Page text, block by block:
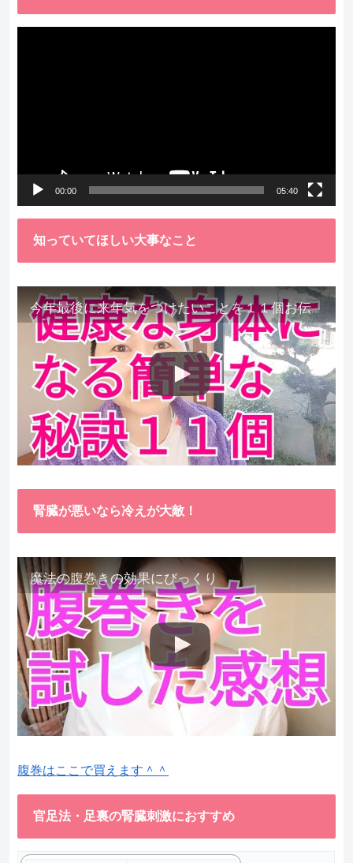
00:00 05:40
知っていてほしい大事なこと
今年最後に来年気をつけたいことを１１個お伝えします。
腎臓が悪いなら冷えが大敵！
魔法の腹巻きの効果にびっくり
腹巻はここで買えます＾＾
官足法・足裏の腎臓刺激におすすめ